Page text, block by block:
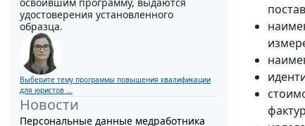
удостоверения установленного
образца.
Выберите тему программы повышения квалификации
для юристов ...
Новости
Персональные данные медработника